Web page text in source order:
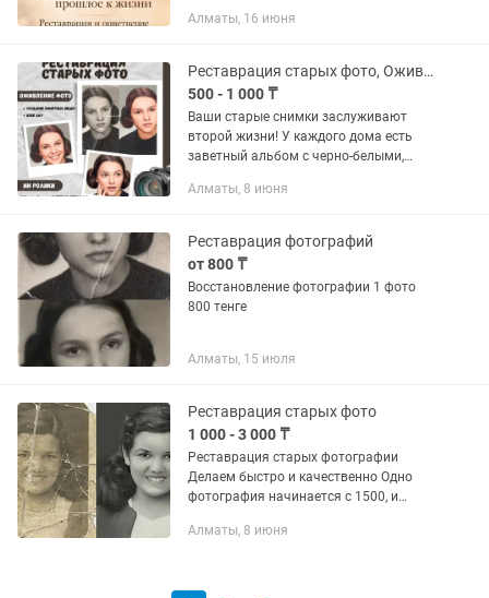
засияет яркими красками Цена
от...
Алматы, 16 июня
Реставрация старых фото, Оживление фотографий, создание ИИ роликов.
500 - 1 000 ₸
Ваши старые снимки заслуживают
второй жизни! У каждого дома есть
заветный альбом с черно-белыми,
помогу вам не просто восстановить их,
Алматы, 8 июня
Реставрация фотографий
от 800 ₸
Восстановление фотографии 1 фото
800 тенге
Алматы, 15 июля
Реставрация старых фото
1 000 - 3 000 ₸
Реставрация старых фотографии
Делаем быстро и качественно Одно
фотография начинается с 1500, и
фотографии Если вы хотите
Алматы, 8 июня